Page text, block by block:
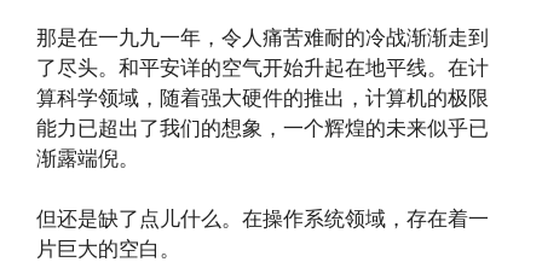
那是在一九九一年，令人痛苦难耐的冷战渐渐走到
了尽头。和平安详的空气开始升起在地平线。在计
算科学领域，随着强大硬件的推出，计算机的极限
能力已超出了我们的想象，一个辉煌的未来似乎已
渐露端倪。
但还是缺了点儿什么。在操作系统领域，存在着一
片巨大的空白。